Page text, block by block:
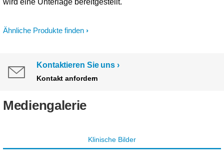
Ähnliche Produkte finden
wird eine Unterlage bereitgestellt.
Kontaktieren Sie uns
Kontakt anfordern
Mediengalerie
Klinische Bilder